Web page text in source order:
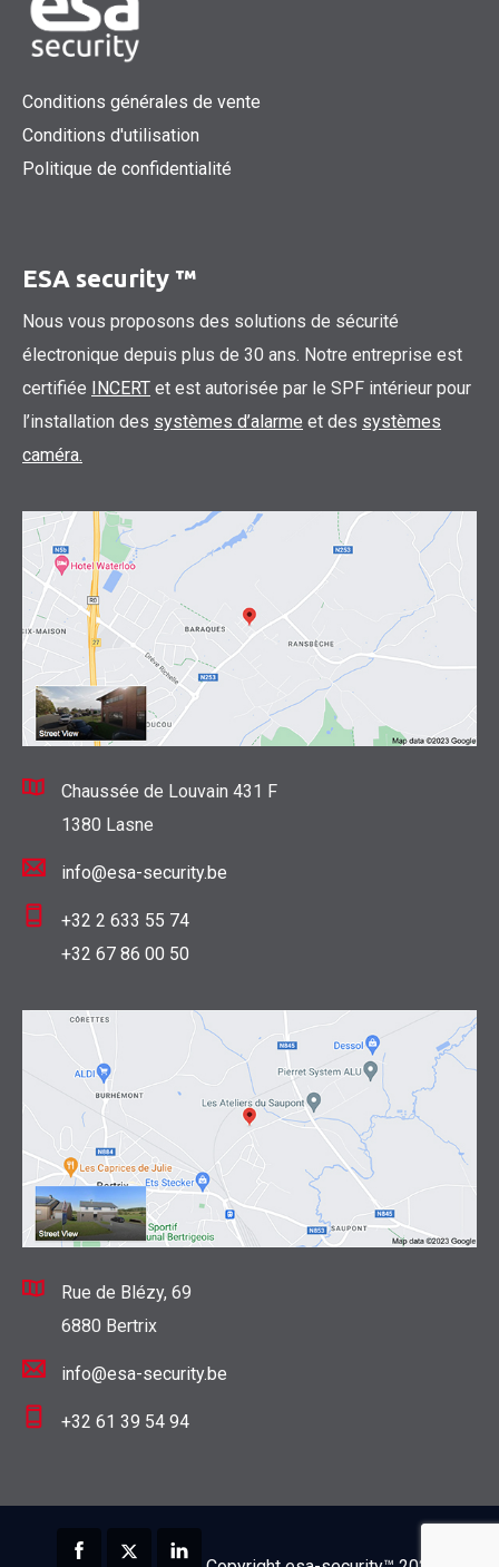
Conditions générales de vente
Conditions d'utilisation
Politique de confidentialité
ESA security ™
Nous vous proposons des solutions de sécurité
électronique depuis plus de 30 ans. Notre entreprise est
certifiée INCERT et est autorisée par le SPF intérieur pour
l’installation des systèmes d’alarme et des systèmes
caméra.
Chaussée de Louvain 431 F
1380 Lasne
info@esa-security.be
+32 2 633 55 74
+32 67 86 00 50
Rue de Blézy, 69
6880 Bertrix
info@esa-security.be
+32 61 39 54 94